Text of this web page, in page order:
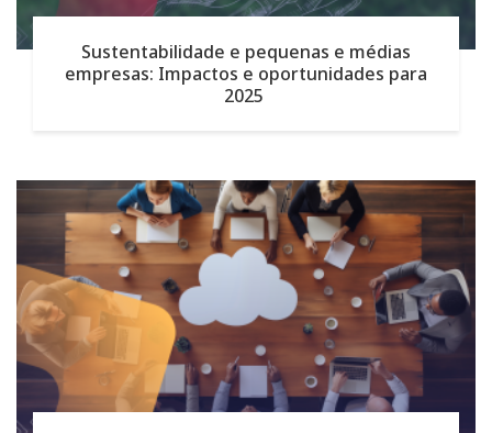
Sustentabilidade e pequenas e médias
empresas: Impactos e oportunidades para
2025